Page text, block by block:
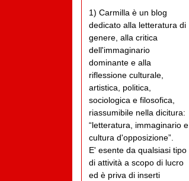
1) Carmilla è un blog
dedicato alla letteratura di
genere, alla critica
dell'immaginario
dominante e alla
riflessione culturale,
artistica, politica,
sociologica e filosofica,
riassumibile nella dicitura:
“letteratura, immaginario e
cultura d'opposizione”.
E' esente da qualsiasi tipo
di attività a scopo di lucro
ed è priva di inserti